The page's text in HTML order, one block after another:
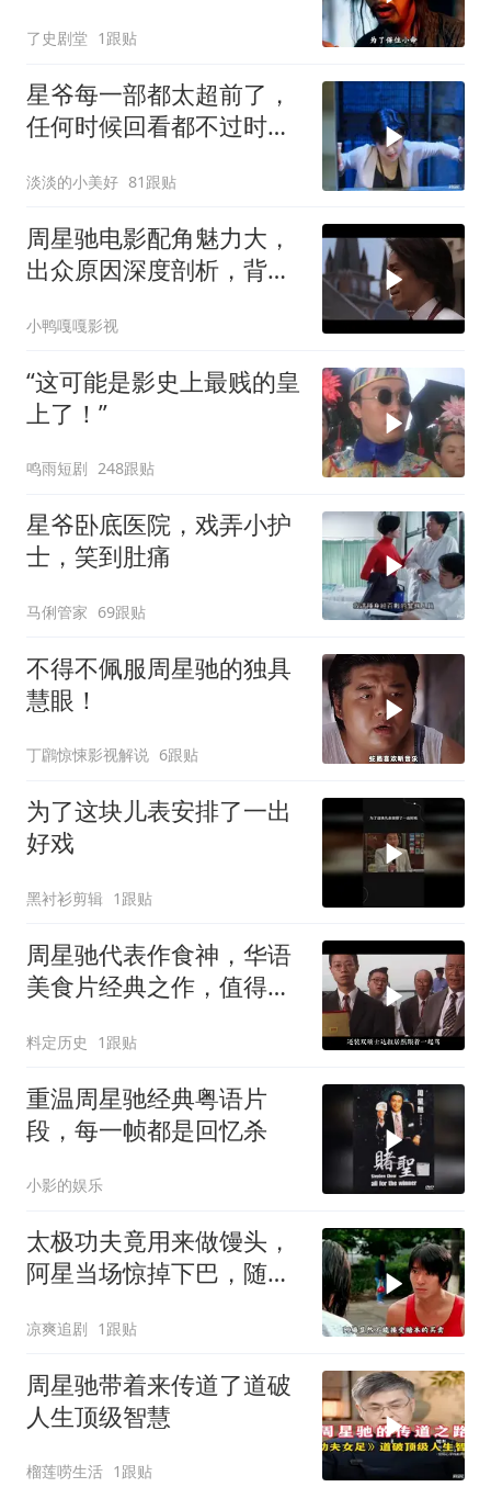
了史剧堂 1跟贴
星爷每一部都太超前了，
任何时候回看都不过时，
淡淡的小美好 81跟贴
周星驰电影配角魅力大，
出众原因深度剖析，背后
小鸭嘎嘎影视
“这可能是影史上最贱的皇
上了！”
鸣雨短剧 248跟贴
星爷卧底医院，戏弄小护
士，笑到肚痛
马俐管家 69跟贴
不得不佩服周星驰的独具
慧眼！
丁鸊惊悚影视解说 6跟贴
为了这块儿表安排了一出
好戏
黑衬衫剪辑 1跟贴
周星驰代表作食神，华语
美食片经典之作，值得深
料定历史 1跟贴
重温周星驰经典粤语片
段，每一帧都是回忆杀
小影的娱乐
太极功夫竟用来做馒头，
阿星当场惊掉下巴，随后
凉爽追剧 1跟贴
周星驰带着来传道了道破
人生顶级智慧
榴莲唠生活 1跟贴